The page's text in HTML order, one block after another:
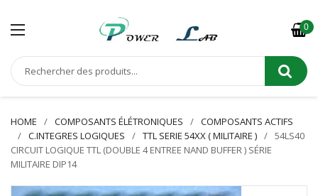
0
HOME COMPOSANTS ÉLÉTRONIQUES
COMPOSANTS ACTIFS
C.INTEGRES LOGIQUES
TTL SERIE 54XX ( MILITAIRE )
54LS40
CIRCUIT LOGIQUE TTL (DOUBLE 4 ENTREE NAND BUFFER ) SÉRIE
MILITAIRE DIP14